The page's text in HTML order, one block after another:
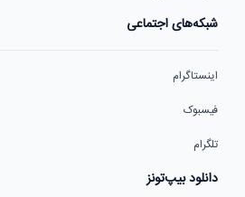
شبکه‌های اجتماعی
اینستاگرام
فیسبوک
تلگرام
دانلود بیپ‌تونز